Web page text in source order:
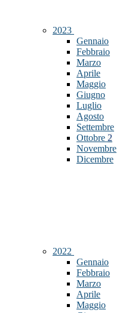
2023
Gennaio
Febbraio
Marzo
Aprile
Maggio
Giugno
Luglio
Agosto
Settembre
Ottobre 2
Novembre
Dicembre
2022
Gennaio
Febbraio
Marzo
Aprile
Maggio